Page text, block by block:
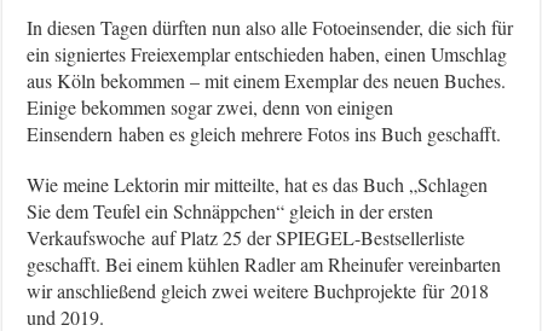
In diesen Tagen dürften nun also alle Fotoeinsender, die sich für
ein signiertes Freiexemplar entschieden haben, einen Umschlag
aus Köln bekommen – mit einem Exemplar des neuen Buches.
Einige bekommen sogar zwei, denn von einigen
Einsendern haben es gleich mehrere Fotos ins Buch geschafft.
Wie meine Lektorin mir mitteilte, hat es das Buch „Schlagen
Sie dem Teufel ein Schnäppchen“ gleich in der ersten
Verkaufswoche auf Platz 25 der SPIEGEL-Bestsellerliste
geschafft. Bei einem kühlen Radler am Rheinufer vereinbarten
wir anschließend gleich zwei weitere Buchprojekte für 2018
und 2019.